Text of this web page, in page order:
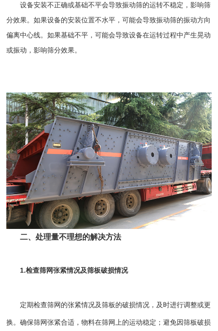
设备安装不正确或基础不平会导致振动筛的运转不稳定，影响筛
分效果。如果设备的安装位置不水平，可能会导致振动筛的振动方向
偏离中心线。如果基础不平，可能会导致设备在运转过程中产生晃动
或振动，影响筛分效果。
二、处理量不理想的解决方法
1.检查筛网张紧情况及筛板破损情况
定期检查筛网的张紧情况及筛板的破损情况，及时进行调整或更
换。确保筛网张紧合适，物料在筛网上的运动稳定；避免因筛板破损